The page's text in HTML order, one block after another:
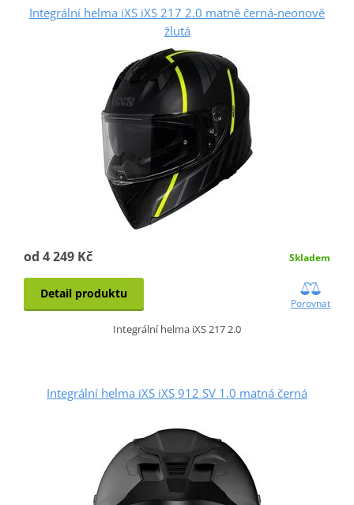
Integrální helma iXS iXS 217 2.0 matně černá-neonově
žlutá
od 4 249 Kč Skladem
Detail produktu
Porovnat
Integrální helma iXS 217 2.0
Integrální helma iXS iXS 912 SV 1.0 matná černá